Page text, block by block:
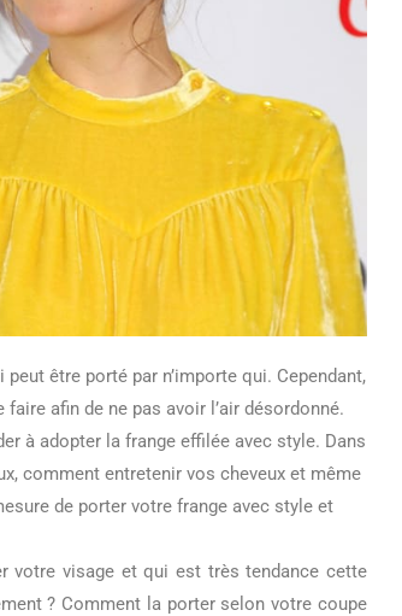
être porté par n’importe qui. Cependant,
afin de ne pas avoir l’air désordonné.
à adopter la frange effilée avec style. Dans
comment entretenir vos cheveux et même
de porter votre frange avec style et
votre visage et qui est très tendance cette
? Comment la porter selon votre coupe